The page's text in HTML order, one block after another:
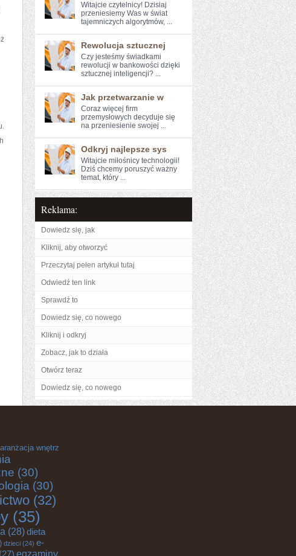
Witajcie czytelnicy! Dzisiaj
⁤przeniesiemy Was w świat
tajemniczych algorytmów, ...
Rewolucja sztucznej
Czy jesteśmy świadkami
rewolucji ⁢w bankowości dzięki
‌sztucznej inteligencji?‌ ...
Jak przetwarzanie w
Coraz więcej firm
‌przemysłowych decyduje​ się
na ‌przeniesienie swojej ...
Odkryj najlepsze sys
Witajcie miłośnicy technologii!
Dziś chcemy poruszyć ważny⁤
temat, który⁤ ...
Reklama:
Dowiedz się, jak
Kliknij, aby otworzyć
Przeczytaj pełen artykuł tutaj
Odwiedź ten link
Sprawdź to
Dowiedz się, co nowego
Kliknij i odkryj
Zobacz, jak to działa
Otwórz teraz
Dowiedz się, co nowego
aranżacja wnętrz
(30)
(30)
(32)
(35)
(28)dieta
dzieci (24) e-
(27) egzaminy